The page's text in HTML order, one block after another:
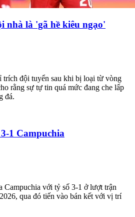
nhà là 'gã hề kiêu ngạo'
trích đội tuyển sau khi bị loại từ vòng
rằng sự tự tin quá mức đang che lấp
đá.
1 Campuchia
với tỷ số 3-1 ở lượt trận
qua đó tiến vào bán kết với vị trí